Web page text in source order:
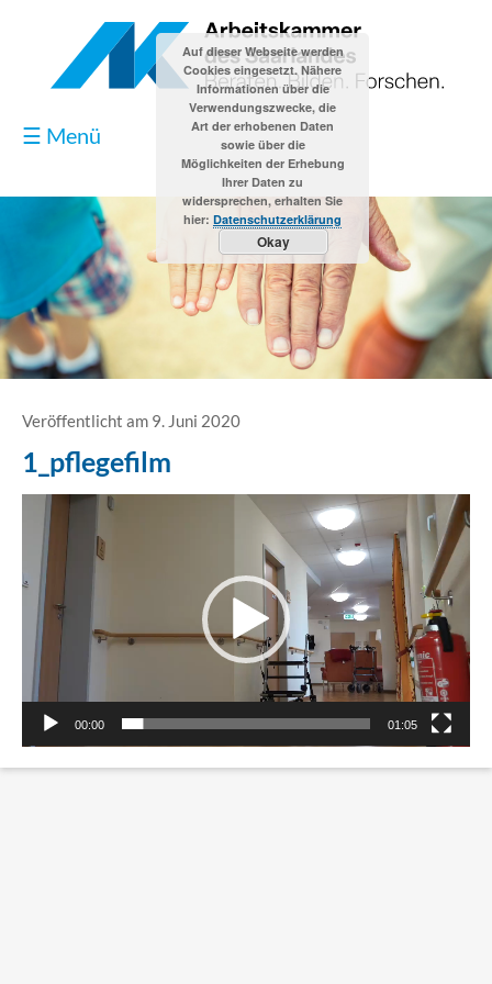
☰ Menü
Blog
Kontakt
Datenschutzerklärung
Erklärung Barrierefreiheit
Veröffentlicht am 9. Juni 2020
1_pflegefilm
Video-
Player
00:00 01:05
Auf dieser Webseite werden
Cookies eingesetzt. Nähere
Informationen über die
Verwendungszwecke, die
Art der erhobenen Daten
sowie über die
Möglichkeiten der Erhebung
Ihrer Daten zu
widersprechen, erhalten Sie
hier: Datenschutzerklärung
Okay